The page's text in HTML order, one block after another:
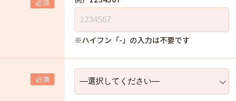
※ハイフン「-」の入力は不要です